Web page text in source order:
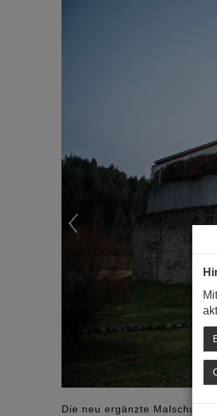
Die neu ergänzte Malschule